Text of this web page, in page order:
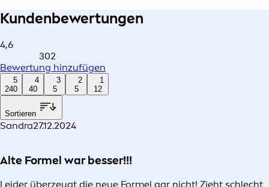
Kundenbewertungen
4,6
302
Bewertung hinzufügen
5
240
4
40
3
5
2
5
1
12
Sortieren
Sandra27.12.2024
Alte Formel war besser!!!
Leider überzeugt die neue Formel gar nicht! Zieht schlecht